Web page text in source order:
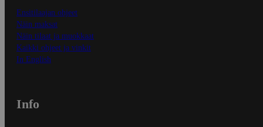
Ensitilaajan ohjeet
Näin maksat
Näin tilaat ja muokkaat
Kaikki ohjeet ja vinkit
In English
Info